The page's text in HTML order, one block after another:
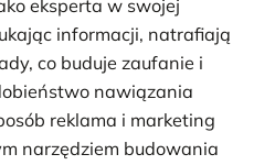
eksperta w swojej
informacji, natrafiają
co buduje zaufanie i
nawiązania
reklama i marketing
narzędziem budowania